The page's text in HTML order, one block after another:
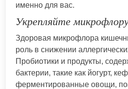
именно для вас.
Укрепляйте
Здоровая микрофлора
роль в снижении
Пробиотики и продукты,
бактерии, такие как йогурт,
ферментированные овощи,